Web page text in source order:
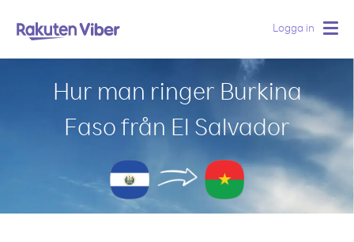
Logga in
Hur man ringer Burkina
Faso från El Salvador